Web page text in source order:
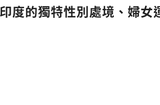
度的獨特性別處境、婦